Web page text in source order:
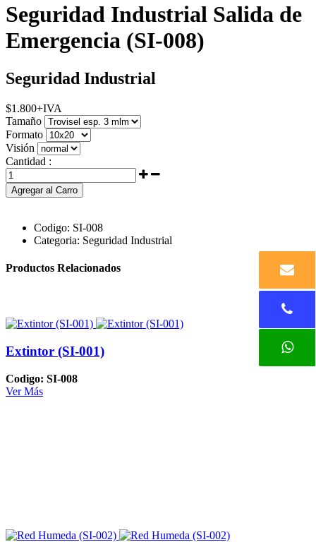
Seguridad Industrial Salida de
Emergencia (SI-008)
Seguridad Industrial
$1.800+IVA
Tamaño
Formato
Visión
Cantidad :
Agregar al Carro
Codigo: SI-008
Categoria: Seguridad Industrial
Productos Relacionados
Extintor (SI-001)
Codigo: SI-008
Ver Más